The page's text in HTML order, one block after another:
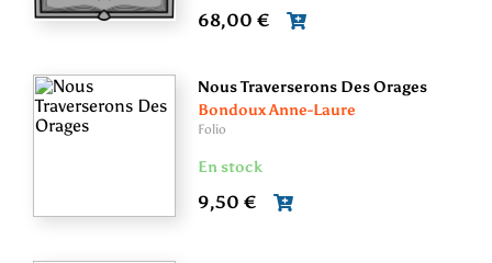
68,00 €
Nous Traverserons Des Orages
Bondoux Anne-Laure
Folio
En stock
9,50 €